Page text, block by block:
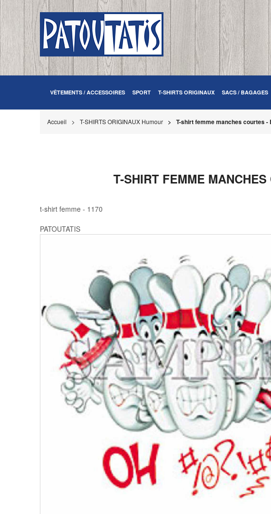
VÊTEMENTS / ACCESSOIRES SPORT T-SHIRTS ORIGINAUX SACS / BAGAGES
Accueil T-SHIRTS ORIGINAUX Humour T-shirt femme manches courtes -
T-SHIRT FEMME
t-shirt femme - 1170
PATOUTATIS